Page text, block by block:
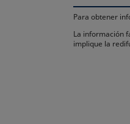
Para obtener
La información
implique la